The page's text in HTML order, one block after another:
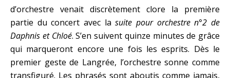
d’orchestre venait discrètement clore la première
partie du concert avec lasuite pour orchestre n°2 de
Daphnis et Chloé. S’en suivent quinze minutes de grâce
qui marqueront encore une fois les esprits. Dès le
premier geste de Langrée, l’orchestre sonne comme
transfiguré. Les phrasés sont aboutis comme jamais,